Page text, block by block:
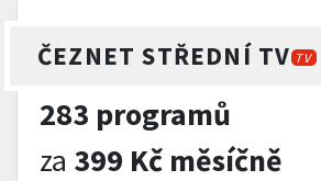
ČEZNET STŘEDNÍ TV TV
283 programů
za 399 Kč měsíčně